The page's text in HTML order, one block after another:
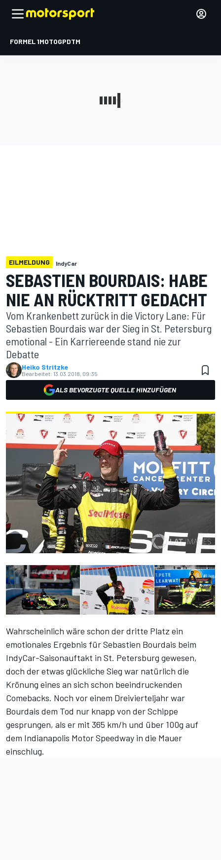
FORMEL 1MOTOGPDTM
EILMELDUNG IndyCar
SEBASTIEN BOURDAIS: HABE
NIE AN RÜCKTRITT GEDACHT
Vom Krankenbett zurück in die Victory Lane: Für
Sebastien Bourdais war der Sieg in St. Petersburg
emotional - Ein Karriereende stand nie zur
Debatte
Heiko Stritzke
Bearbeitet: 13.03.2018, 09:35
ALS BEVORZUGTE QUELLE HINZUFÜGEN
Wahrscheinlich wäre schon der dritte Platz ein
emotionales Ergebnis für Sebastien Bourdais beim
IndyCar-Saisonauftakt in St. Petersburg gewesen,
doch der etwas glückliche Sieg war natürlich die
Krönung eines an sich schon beeindruckenden
Comebacks. Noch vor einem Dreivierteljahr war
Bourdais dem Tod nur knapp von der Schippe
gesprungen, als er mit 365 km/h und über 100g auf
dem Indianapolis Motor Speedway in die Mauer
einschlug.